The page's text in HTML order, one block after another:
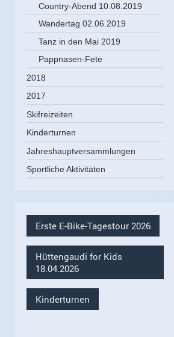
Country-Abend 10.08.2019
Wandertag 02.06.2019
Tanz in den Mai 2019
Pappnasen-Fete
2018
2017
Skifreizeiten
Kinderturnen
Jahreshauptversammlungen
Sportliche Aktivitäten
Erste E-Bike-Tagestour 2026
Hüttengaudi for Kids
18.04.2026
Kinderturnen